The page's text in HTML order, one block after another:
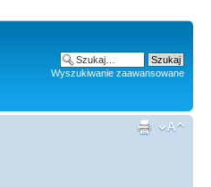
Wyszukiwanie zaawansowane